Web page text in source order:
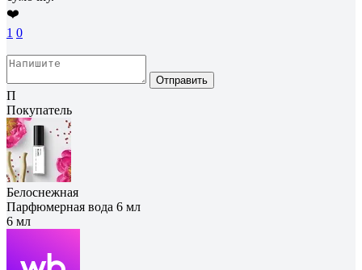
❤️
1 0
Отправить
П
Покупатель
Белоснежная
Парфюмерная вода 6 мл
6 мл